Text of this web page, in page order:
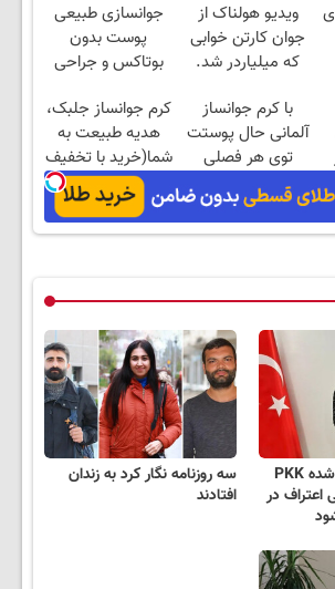
ویدیو هولناک از
جوان کارتن خوابی
که میلیاردر شد.
جوانسازی طبیعی
پوست بدون
بوتاکس و جراحی
ویژه
با کرم جوانساز
آلمانی حال پوستت
توی هر فصلی
خوبه۴۵٪تخفیف
کرم جوانساز جلبک،
هدیه طبیعت به
شما(خرید با تخفیف
ویژه)
یکی از اعضای اسیر شده PKK
اعتراف در
سه روزنامه نگار کرد به زندان
افتادند